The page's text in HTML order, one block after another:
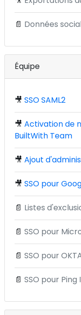
📄 Données
Équipe
🎥 SSO SAML2
🎥 Activation de
BuiltWith Team
🎥 Ajout
🎥 SSO pour
📄 Listes
📄 SSO pour
📄 SSO pour
📄 SSO pour